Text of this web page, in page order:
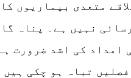
متعدی بیماریوں
نہیں ہے۔ پناہ
امداد کی اشد ضرورت
تباہ ہو چکی